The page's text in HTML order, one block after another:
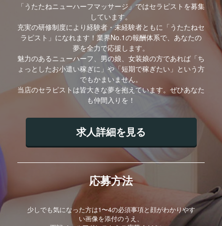
「うたたねニューハーフマッサージ」ではセラピストを募集
しています。
充実の研修制度により経験者・未経験者ともに「うたたねセ
ラピスト」になれます！業界No.1の報酬体系で、あなたの
夢を全力で応援します。
魅力のあるニューハーフ、男の娘、女装娘の方であれば「ち
ょっとしたお小遣い稼ぎに」や「短期で稼ぎたい」という方
でもかまいません。
当店のセラピストは皆大きな夢を抱えています。ぜひあなた
も仲間入りを！
求人詳細を見る
応募方法
少しでも気になった方は1〜4の必須事項と顔がわかりやす
い画像を添付のうえ、